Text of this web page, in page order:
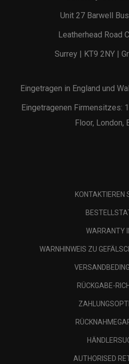
Unit 27 Barwell
Leatherhead Road
Surrey | KT9 2NY |
Eingetragen in England und
Eingetragenen Firmensitzes:
Floor, London,
KONTAKTIEREN
WARRANTY
WARNHINWEIS ZU
RÜCKGABE-
AUTHORISED